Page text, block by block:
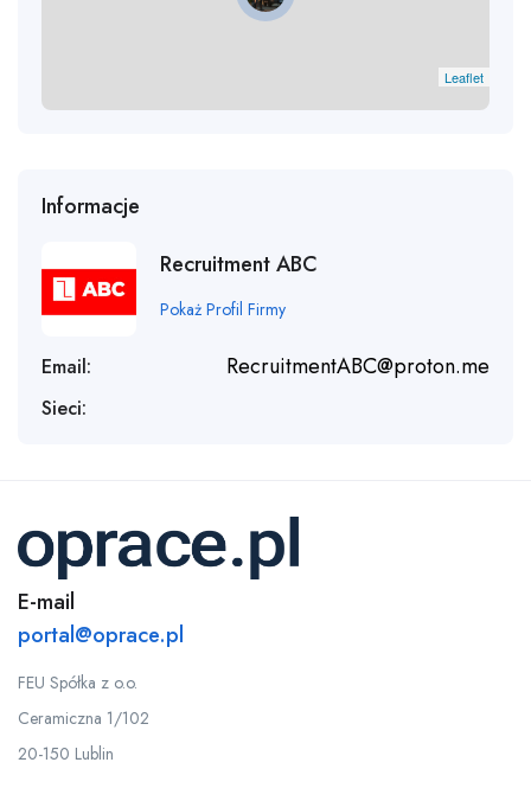
Leaflet
Informacje
Recruitment ABC
Pokaż Profil Firmy
Email: RecruitmentABC@proton.me
Sieci:
E-mail
portal@oprace.pl
FEU Spółka z o.o.
Ceramiczna 1/102
20-150 Lublin